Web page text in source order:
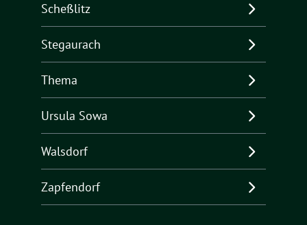
Scheßlitz
Stegaurach
Thema
Ursula Sowa
Walsdorf
Zapfendorf